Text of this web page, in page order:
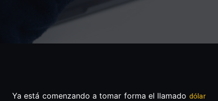
Ya está comenzando a tomar forma el llamado dólar